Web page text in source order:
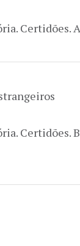
Certidões.